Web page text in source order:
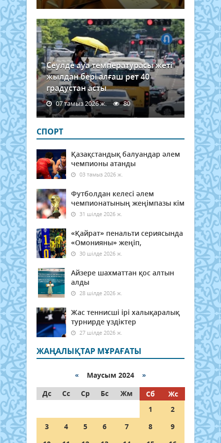
Сеулде ауа температурасы жеті
жылдан бері алғаш рет 40
градустан асты
07 тамыз 2026 ж. 80
СПОРТ
Қазақстандық балуандар әлем
чемпионы атанды
03 тамыз 2026 ж.
Футболдан келесі әлем
чемпионатының жеңімпазы кім
31 шілде 2026 ж.
«Қайрат» пенальти сериясында
«Омонияны» жеңіп,
30 шілде 2026 ж.
Айзере шахматтан қос алтын
алды
28 шілде 2026 ж.
Жас теннисші ірі халықаралық
турнирде үздіктер
27 шілде 2026 ж.
ЖАҢАЛЫҚТАР МҰРАҒАТЫ
« Маусым 2024 »
Дс
Сс Ср Бс Жм Сб
Жс
1
2
3
4 5 6 7 8
9